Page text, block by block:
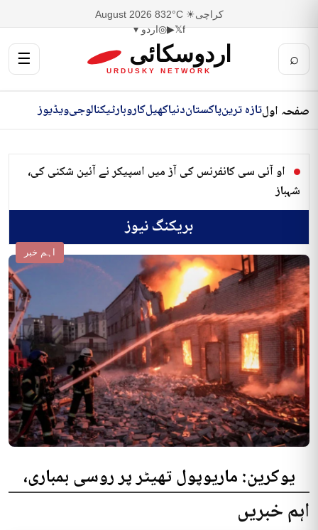
کراچی☀ 32°C
8 August 2026
f
𝕏
▶
◎اردو ▾
⌕ اردوسکائی
URDUSKY NETWORK
☰
صفحہ اولتازہ ترینپاکستاندنیاکھیلکاروبارٹیکنالوجیویڈیوز
او آئی سی کانفرنس کی آڑ میں اسپیکر نے آئین شکنی کی،
شہباز
بریکنگ نیوز
اہم خبر
یوکرین: ماریوپول تھیٹر پر روسی بمباری،
300 افراد کی ہلاکت کا خدشہ
اہم خبریں